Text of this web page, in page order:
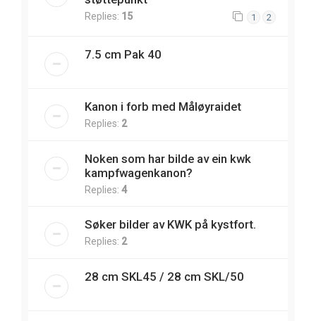
Replies: 15 1 2
7.5 cm Pak 40
Kanon i forb med Måløyraidet
Replies: 2
Noken som har bilde av ein kwk
kampfwagenkanon?
Replies: 4
Søker bilder av KWK på kystfort.
Replies: 2
28 cm SKL45 / 28 cm SKL/50